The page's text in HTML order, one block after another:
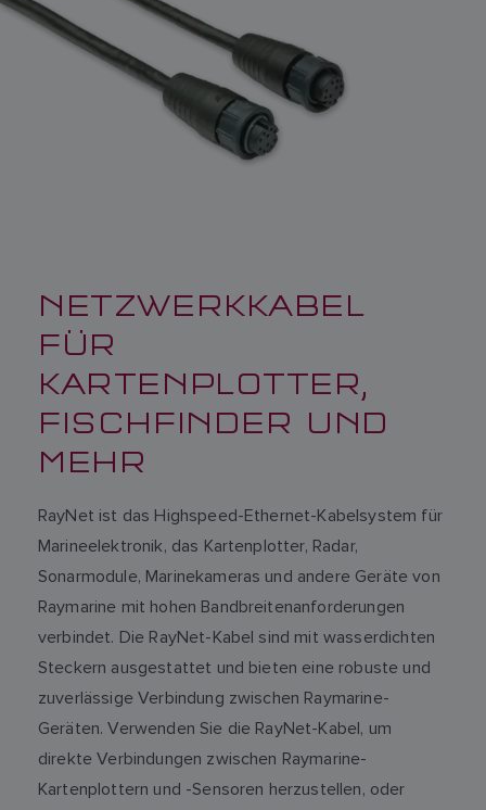
NETZWERKKABEL
FÜR
KARTENPLOTTER,
FISCHFINDER UND
MEHR
RayNet ist das Highspeed-Ethernet-Kabelsystem für
Marineelektronik, das Kartenplotter, Radar,
Sonarmodule, Marinekameras und andere Geräte von
Raymarine mit hohen Bandbreitenanforderungen
verbindet. Die RayNet-Kabel sind mit wasserdichten
Steckern ausgestattet und bieten eine robuste und
zuverlässige Verbindung zwischen Raymarine-
Geräten. Verwenden Sie die RayNet-Kabel, um
direkte Verbindungen zwischen Raymarine-
Kartenplottern und -Sensoren herzustellen, oder